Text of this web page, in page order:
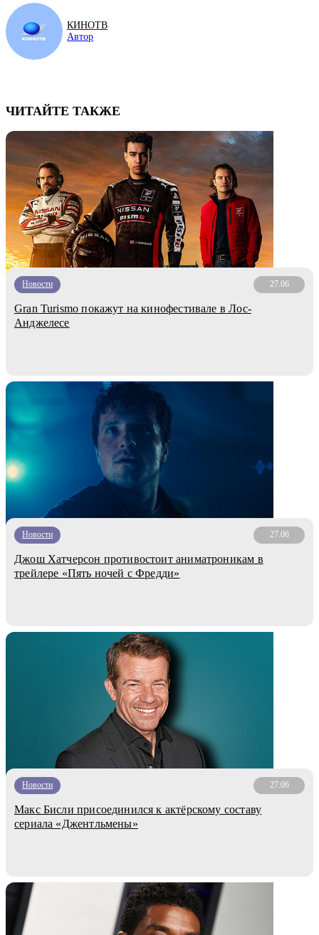
КИНОТВ
Автор
ЧИТАЙТЕ ТАКЖЕ
Новости 27.06
Gran Turismo покажут на кинофестивале в Лос-
Анджелесе
Новости 27.06
Джош Хатчерсон противостоит аниматроникам в
трейлере «Пять ночей с Фредди»
Новости 27.06
Макс Бисли присоединился к актёрскому составу
сериала «Джентльмены»